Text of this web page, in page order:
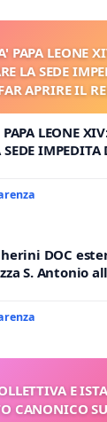
PAPA LEONE
LA SEDE
APRIRE IL
LEONE
IL RELATIVO
DOC
S. Antonio
E
CANONICO